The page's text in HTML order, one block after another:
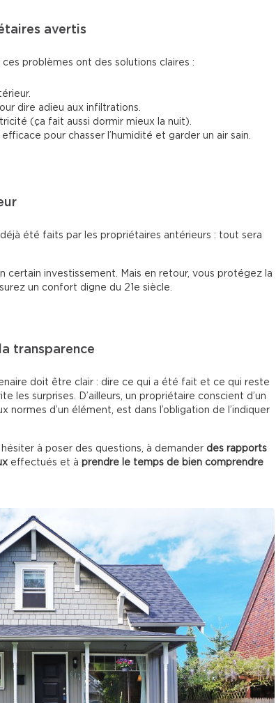
avertis
ces problèmes ont des solutions claires :
dire adieu aux infiltrations.
(ça fait aussi dormir mieux la nuit).
pour chasser l’humidité et garder un air sain.
été faits par les propriétaires antérieurs : tout sera
certain investissement. Mais en retour, vous protégez la
un confort digne du 21e siècle.
transparence
doit être clair : dire ce qui a été fait et ce qui reste
les surprises. D’ailleurs, un propriétaire conscient d’un
d’un élément, est dans l’obligation de l’indiquer
à poser des questions, à demander des rapports
effectués et à prendre le temps de bien comprendre